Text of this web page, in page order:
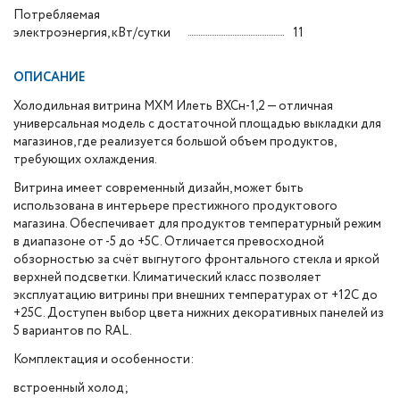
Потребляемая
электроэнергия, кВт/сутки
11
ОПИСАНИЕ
Холодильная витрина МХМ Илеть ВХСн-1,2 — отличная
универсальная модель с достаточной площадью выкладки для
магазинов, где реализуется большой объем продуктов,
требующих охлаждения.
Витрина имеет современный дизайн, может быть
использована в интерьере престижного продуктового
магазина. Обеспечивает для продуктов температурный режим
в диапазоне от -5 до +5С. Отличается превосходной
обзорностью за счёт выгнутого фронтального стекла и яркой
верхней подсветки. Климатический класс позволяет
эксплуатацию витрины при внешних температурах от +12С до
+25С. Доступен выбор цвета нижних декоративных панелей из
5 вариантов по RAL.
Комплектация и особенности:
встроенный холод;